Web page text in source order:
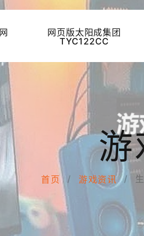
网页版太阳成集团
TYC122CC
游
首页 游戏资讯